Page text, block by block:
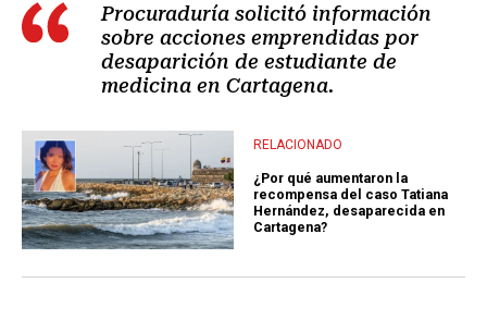
Procuraduría solicitó información
sobre acciones emprendidas por
desaparición de estudiante de
medicina en Cartagena.
RELACIONADO
¿Por qué aumentaron la
recompensa del caso Tatiana
Hernández, desaparecida en
Cartagena?